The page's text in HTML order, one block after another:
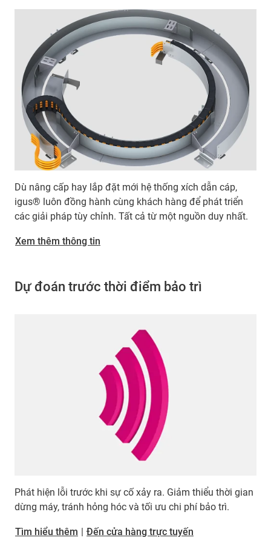
Dù nâng cấp hay lắp đặt mới hệ thống xích dẫn cáp,
igus® luôn đồng hành cùng khách hàng để phát triển
các giải pháp tùy chỉnh. Tất cả từ một nguồn duy nhất.
Xem thêm thông tin
Dự đoán trước thời điểm bảo trì
Phát hiện lỗi trước khi sự cố xảy ra. Giảm thiểu thời gian
dừng máy, tránh hỏng hóc và tối ưu chi phí bảo trì.
​​​​​​​Tìm hiểu thêm Đến cửa hàng trực tuyến